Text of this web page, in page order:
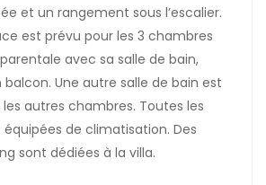
et un rangement sous l’escalier.
est prévu pour les 3 chambres
avec sa salle de bain,
Une autre salle de bain est
autres chambres. Toutes les
de climatisation. Des
sont dédiées à la villa.